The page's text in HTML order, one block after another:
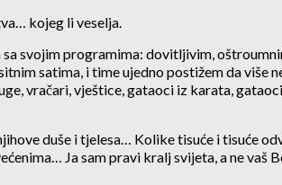
kojeg li veselja.
svojim programima: dovitljivim,
satima, i time ujedno postižem da više
vračari, vještice, gataoci iz karata,
duše i tjelesa… Kolike tisuće i tisuće
Ja sam pravi kralj svijeta, a ne vaš